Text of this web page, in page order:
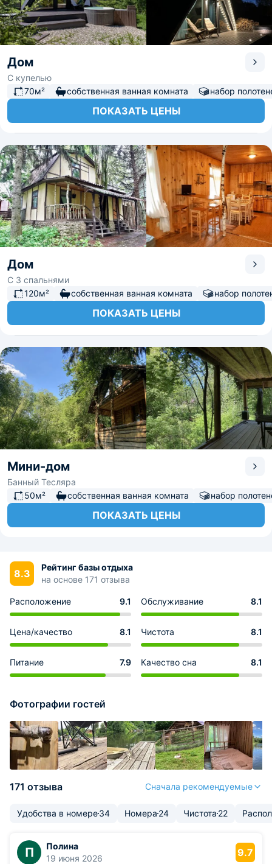
Дом
С купелью
70м²
собственная ванная комната набор
ПОКАЗАТЬ ЦЕНЫ
Дом
С 3 спальнями
120м²
собственная ванная комната набор
ПОКАЗАТЬ ЦЕНЫ
Мини-дом
Банный Тесляра
50м²
собственная ванная комната набор
ПОКАЗАТЬ ЦЕНЫ
8.3
Рейтинг базы отдыха
на основе 171 отзыва
Расположение 9.1 Обслуживание 8.1
Цена/качество 8.1 Чистота 8.1
Питание 7.9 Качество сна 8.1
Фотографии гостей
171 отзыва Сначала рекомендуемые
Удобства в номере34 Номера 24 Чистота 22
П
Полина
19 июня 2026
9.7